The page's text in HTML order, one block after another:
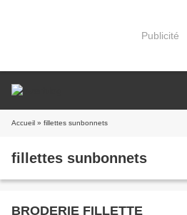
Publicité
Accueil » fillettes sunbonnets
fillettes sunbonnets
BRODERIE FILLETTE